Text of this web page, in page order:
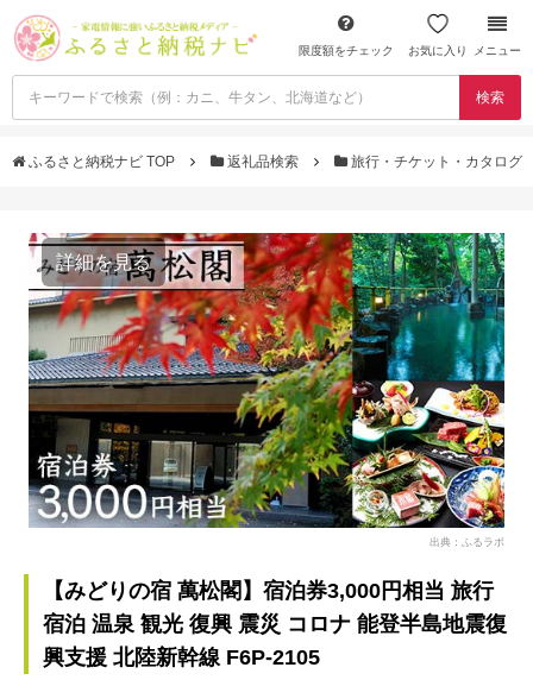
限度額をチェック お気に入り メニュー
検索
ふるさと納税ナビ TOP 返礼品検索 旅行・チケット・カタログ
詳細を見る
出典：ふるラボ
【みどりの宿 萬松閣】宿泊券3,000円相当 旅行
宿泊 温泉 観光 復興 震災 コロナ 能登半島地震復
興支援 北陸新幹線 F6P-2105